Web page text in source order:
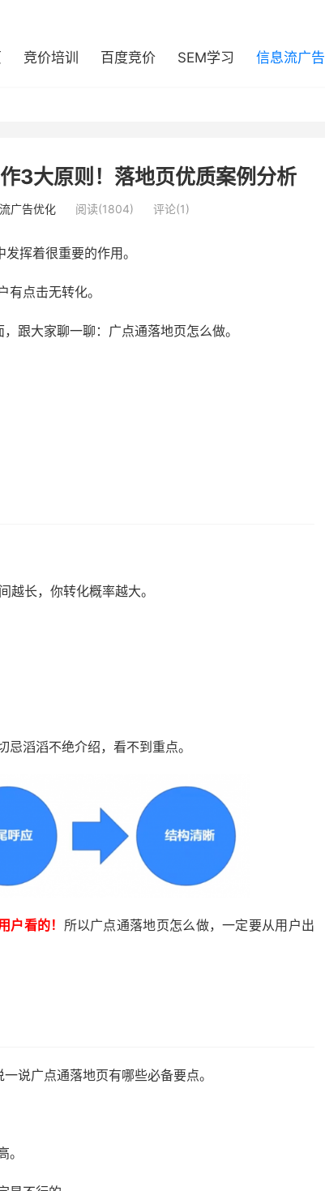
竞价培训 百度竞价 SEM学习 信息流广告
3大原则！落地页优质案例分析
广告优化 阅读(1804) 评论(1)
挥着很重要的作用。
点击无转化。
跟大家聊一聊：广点通落地页怎么做。
越长，你转化概率越大。
滔滔不绝介绍，看不到重点。
户看的！ 所以广点通落地页怎么做，一定要从用户出
说广点通落地页有哪些必备要点。